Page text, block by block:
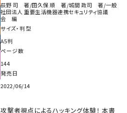
荻野 司 著/田久保 順 著/城間 政司 著/一般
社団法人 重要生活機器連携セキュリティ協議
会 編
サイズ・判型
A5判
ページ数
144
発売日
2022/06/14
攻撃者視点によるハッキング体験！ 本書